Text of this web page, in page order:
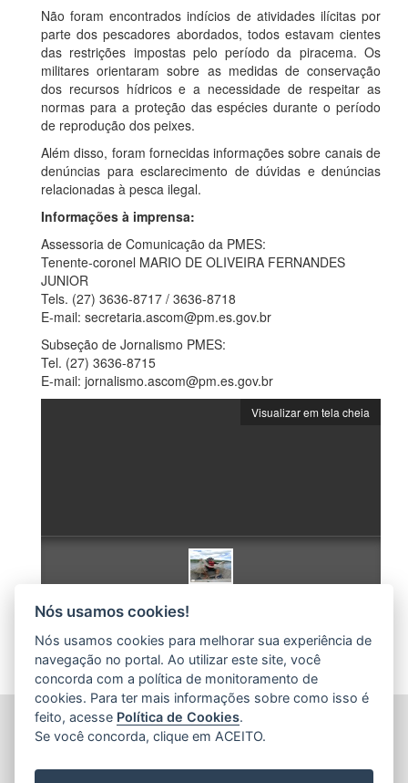
Não foram encontrados indícios de atividades ilícitas por
parte dos pescadores abordados, todos estavam cientes
das restrições impostas pelo período da piracema. Os
militares orientaram sobre as medidas de conservação
dos recursos hídricos e a necessidade de respeitar as
normas para a proteção das espécies durante o período
de reprodução dos peixes.
Além disso, foram fornecidas informações sobre canais de
denúncias para esclarecimento de dúvidas e denúncias
relacionadas à pesca ilegal.
Informações à imprensa:
Assessoria de Comunicação da PMES:
Tenente-coronel MARIO DE OLIVEIRA FERNANDES
JUNIOR
Tels. (27) 3636-8717 / 3636-8718
E-mail: secretaria.ascom@pm.es.gov.br
Subseção de Jornalismo PMES:
Tel. (27) 3636-8715
E-mail: jornalismo.ascom@pm.es.gov.br
Visualizar em tela cheia
POLÍCIA MILITAR DO ESPÍRITO SANTO (PMES)
Av. Maruípe, 2111 - São Cristovão
Nós usamos cookies!
Nós usamos cookies para melhorar sua experiência de
navegação no portal. Ao utilizar este site, você
concorda com a política de monitoramento de
cookies. Para ter mais informações sobre como isso é
feito, acesse Política de Cookies.
Se você concorda, clique em ACEITO.